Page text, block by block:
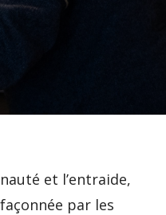
et l’entraide,
par les